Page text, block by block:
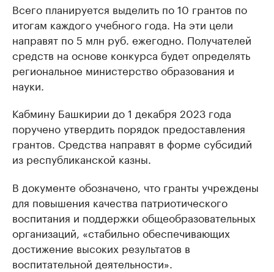
Всего планируется выделить по 10 грантов по
итогам каждого учебного года. На эти цели
направят по 5 млн руб. ежегодно. Получателей
средств на основе конкурса будет определять
региональное министерство образования и
науки.
Кабмину Башкирии до 1 декабря 2023 года
поручено утвердить порядок предоставления
грантов. Средства направят в форме субсидий
из республиканской казны.
В документе обозначено, что гранты учреждены
для повышения качества патриотического
воспитания и поддержки общеобразовательных
организаций, «стабильно обеспечивающих
достижение высоких результатов в
воспитательной деятельности».